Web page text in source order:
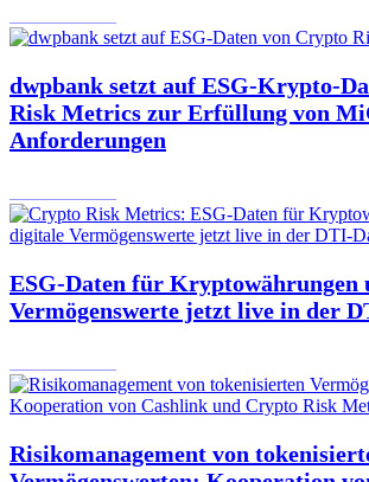
dwpbank setzt auf ESG-Krypto-
Risk Metrics zur Erfüllung von
Anforderungen
ESG-Daten für Kryptowährungen
Vermögenswerte jetzt live in der
Risikomanagement von